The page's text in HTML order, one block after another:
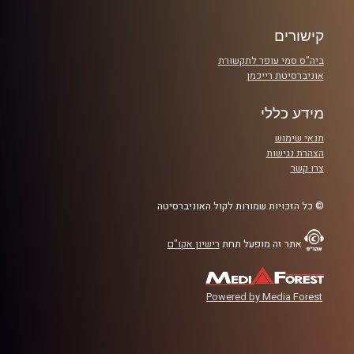
רבע 3: בוחרים קבוצות לבן שרף ולדני וולף בדראפט
קרדיט תמונות:
קישורים
ביה"ס סמי עופר לתקשורת
אוניברסיטת רייכמן
מידע כללי
תנאי שימוש
הצהרת נגישות
צרו קשר
© כל הזכויות שמורות לקול האוניברסיטה
אתר זה מופעל תחת רישיון אקו"ם
Powered by Media Forest